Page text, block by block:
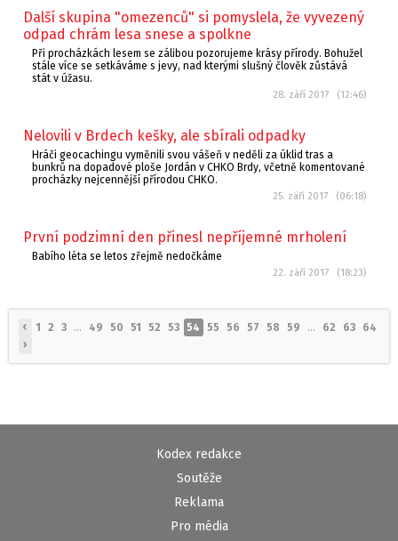
Další skupina "omezenců" si pomyslela, že vyvezený
odpad chrám lesa snese a spolkne
Při procházkách lesem se zálibou pozorujeme krásy přírody. Bohužel
stále více se setkáváme s jevy, nad kterými slušný člověk zůstává
stát v úžasu.
28. září 2017 (12:46)
Nelovili v Brdech kešky, ale sbírali odpadky
Hráči geocachingu vyměnili svou vášeň v neděli za úklid tras a
bunkrů na dopadové ploše Jordán v CHKO Brdy, včetně komentované
procházky nejcennější přírodou CHKO.
25. září 2017 (06:18)
První podzimní den přinesl nepříjemné mrholení
Babího léta se letos zřejmě nedočkáme
22. září 2017 (18:23)
‹ 1 2 3 ... 49 50 51 52 53 54 55 56 57 58 59 ... 62 63 64
›
Kodex redakce
Soutěže
Reklama
Pro média